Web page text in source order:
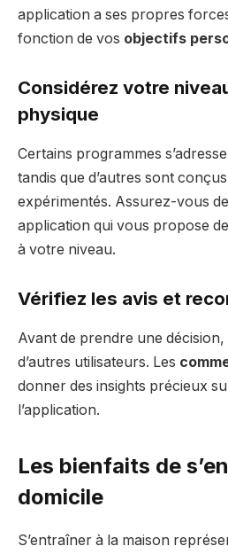
application a ses propres
fonction de vos objectifs
Considérez votre
physique
Certains programmes
tandis que d’autres sont
expérimentés. Assurez-vous
application qui vous propose
à votre niveau.
Vérifiez les avis et
Avant de prendre une
d’autres utilisateurs. Les
donner des insights précieux
l’application.
Les bienfaits de
domicile
S’entraîner à la maison